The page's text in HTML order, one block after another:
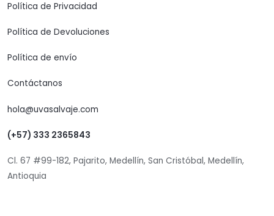
Política de Privacidad
Política de Devoluciones
Política de envío
Contáctanos
hola@uvasalvaje.com
(+57) 333 2365843
Cl. 67 #99-182, Pajarito, Medellín, San Cristóbal, Medellín,
Antioquia